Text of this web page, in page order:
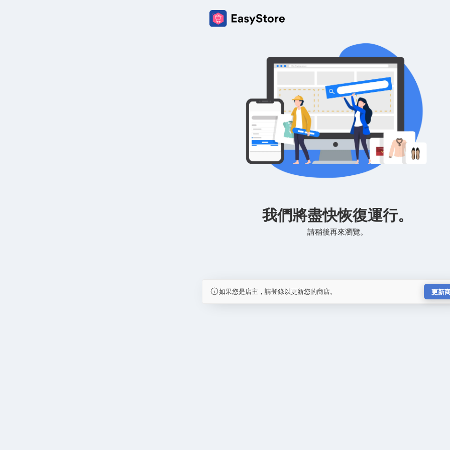
我們將盡快恢復運行。
請稍後再來瀏覽。
如果您是店主，請登錄以更新您的商店。 更新